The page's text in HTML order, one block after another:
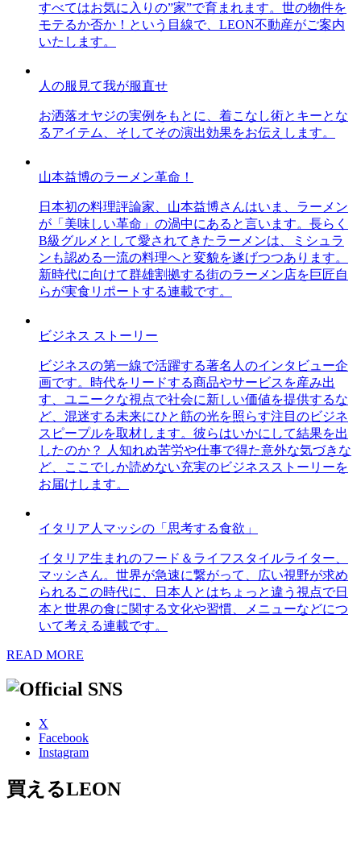
すべてはお気に入りの”家”で育まれます。世の物件を
モテるか否か！という目線で、LEON不動産がご案内
いたします。
人の服見て我が服直せ
お洒落オヤジの実例をもとに、着こなし術とキーとな
るアイテム、そしてその演出効果をお伝えします。
山本益博のラーメン革命！
日本初の料理評論家、山本益博さんはいま、ラーメン
が「美味しい革命」の渦中にあると言います。長らく
B級グルメとして愛されてきたラーメンは、ミシュラ
ンも認める一流の料理へと変貌を遂げつつあります。
新時代に向けて群雄割拠する街のラーメン店を巨匠自
らが実食リポートする連載です。
ビジネス ストーリー
ビジネスの第一線で活躍する著名人のインタビュー企
画です。時代をリードする商品やサービスを産み出
す、ユニークな視点で社会に新しい価値を提供するな
ど、混迷する未来にひと筋の光を照らす注目のビジネ
スピープルを取材します。彼らはいかにして結果を出
したのか？ 人知れぬ苦労や仕事で得た意外な気づきな
ど、ここでしか読めない充実のビジネスストーリーを
お届けします。
イタリア人マッシの「思考する食欲」
イタリア生まれのフード＆ライフスタイルライター、
マッシさん。世界が急速に繋がって、広い視野が求め
られるこの時代に、日本人とはちょっと違う視点で日
本と世界の食に関する文化や習慣、メニューなどにつ
いて考える連載です。
READ MORE
X
Facebook
Instagram
買えるLEON